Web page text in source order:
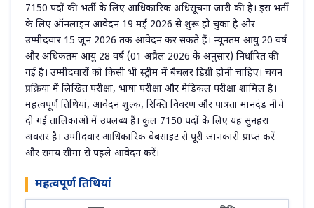
7150 पदों की भर्ती के लिए आधिकारिक अधिसूचना जारी की है। इस भर्ती
के लिए ऑनलाइन आवेदन 19 मई 2026 से शुरू हो चुका है और
उम्मीदवार 15 जून 2026 तक आवेदन कर सकते हैं। न्यूनतम आयु 20 वर्ष
और अधिकतम आयु 28 वर्ष (01 अप्रैल 2026 के अनुसार) निर्धारित की
गई है। उम्मीदवारों को किसी भी स्ट्रीम में बैचलर डिग्री होनी चाहिए। चयन
प्रक्रिया में लिखित परीक्षा, भाषा परीक्षा और मेडिकल परीक्षा शामिल है।
महत्वपूर्ण तिथियां, आवेदन शुल्क, रिक्ति विवरण और पात्रता मानदंड नीचे
दी गई तालिकाओं में उपलब्ध हैं। कुल 7150 पदों के लिए यह सुनहरा
अवसर है। उम्मीदवार आधिकारिक वेबसाइट से पूरी जानकारी प्राप्त करें
और समय सीमा से पहले आवेदन करें।
महत्वपूर्ण तिथियां